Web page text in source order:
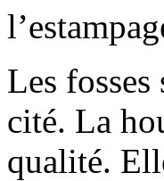
Les
cité. La
qualité.